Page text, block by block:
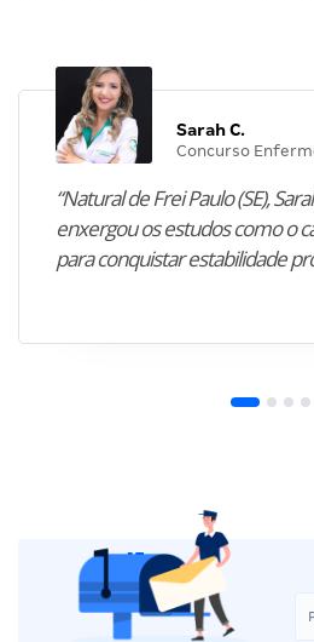
Sarah C.
Concurso
“Natural de Frei Paulo (SE),
enxergou os estudos como o
para conquistar estabilidade